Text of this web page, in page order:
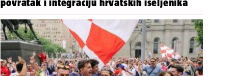
povratak i integraciju hrvatskih iseljenika